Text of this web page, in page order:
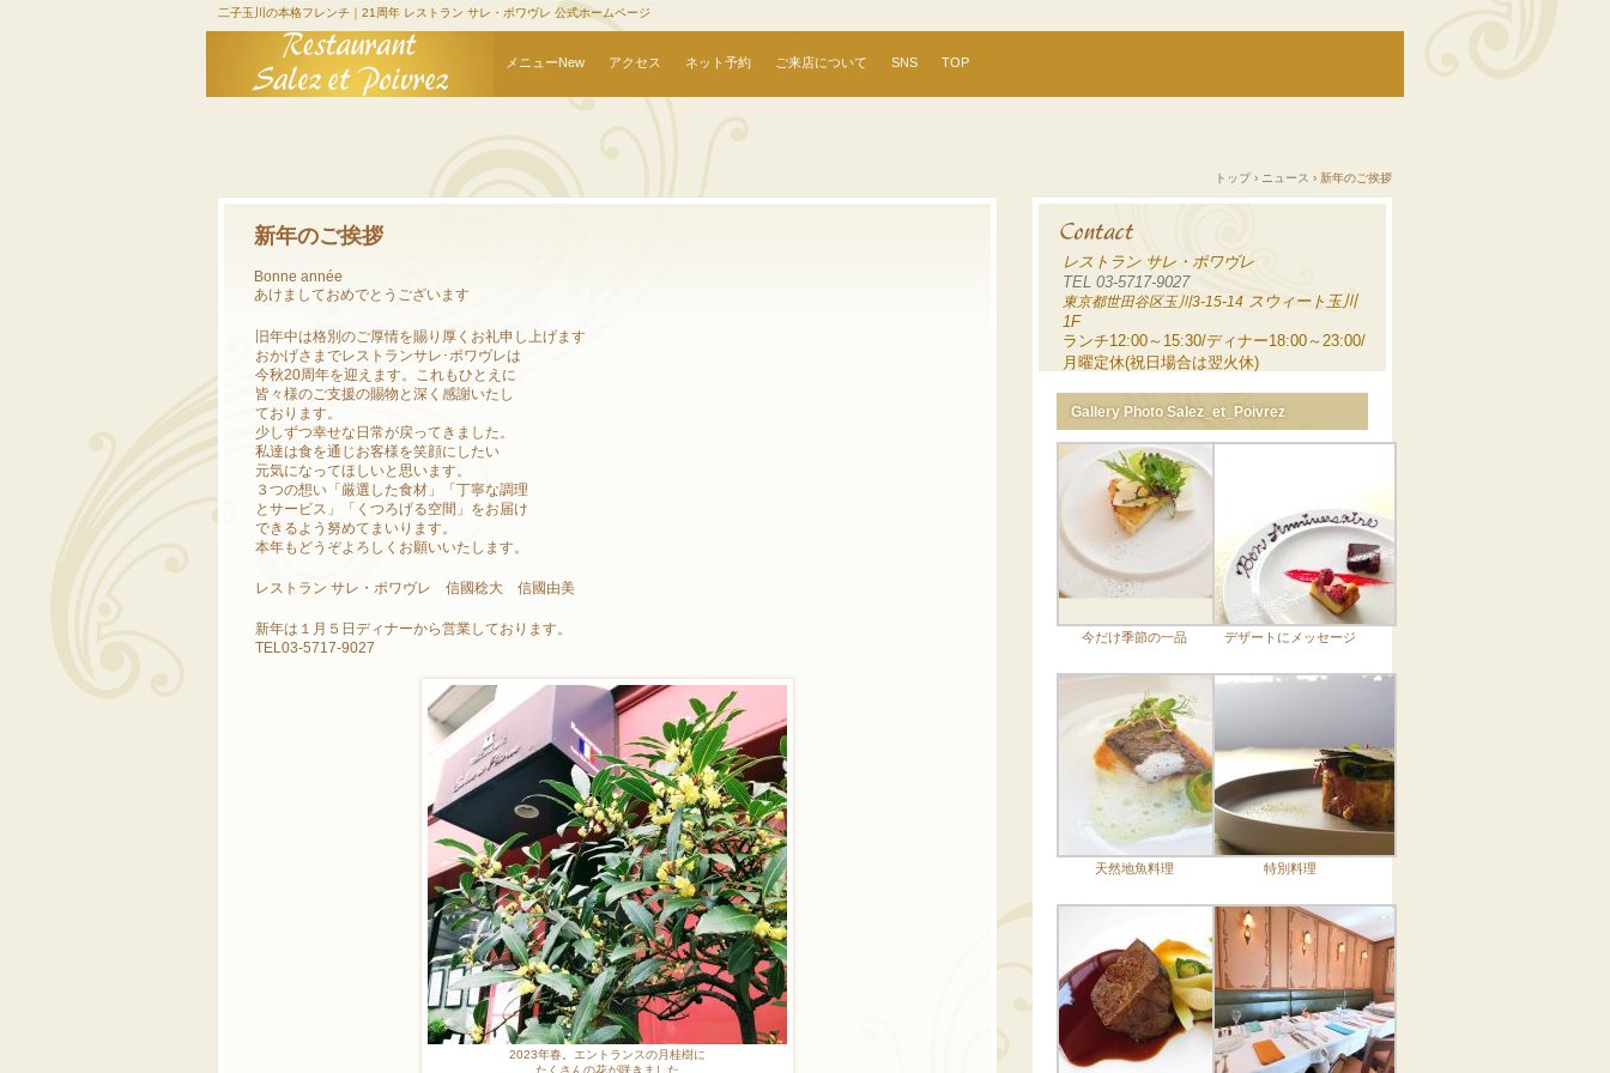
二子玉川の本格フレンチ｜21周年 レストラン サレ・ポワヴレ 公式ホームページ
レストラン サレ・ポワヴレ
TEL 03-5717-9027
東京都世田谷区玉川3-15-14 スウィート玉川
1F
ランチ12:00～15:30/ディナー18:00～23:00/
月曜定休(祝日場合は翌火休)
メニューNew アクセス ネット予約 ご来店について SNS TOP
トップ › ニュース › 新年のご挨拶
新年のご挨拶
Bonne année
あけましておめでとうございます
旧年中は格別のご厚情を賜り厚くお礼申し上げます
おかげさまでレストランサレ･ポワヴレは
今秋20周年を迎えます。これもひとえに
皆々様のご支援の賜物と深く感謝いたし
ております。
少しずつ幸せな日常が戻ってきました。
私達は食を通じお客様を笑顔にしたい
元気になってほしいと思います。
３つの想い「厳選した食材」「丁寧な調理
とサービス」「くつろげる空間」をお届け
できるよう努めてまいります。
本年もどうぞよろしくお願いいたします。
レストラン サレ・ポワヴレ 信國稔大 信國由美
新年は１月５日ディナーから営業しております。
TEL03-5717-9027
2023年春。エントランスの月桂樹に
たくさんの花が咲きました
Gallery Photo Salez_et_Poivrez
今だけ季節の一品 デザートにメッセージ
天然地魚料理 特別料理